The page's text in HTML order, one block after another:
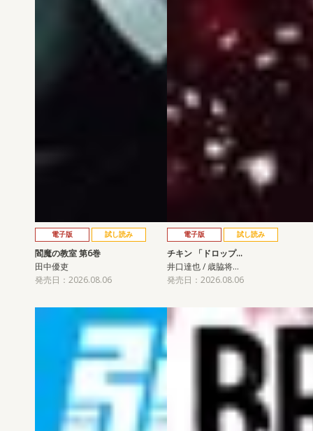
電子版 試し読み
閻魔の教室 第6巻
田中優吏
発売日：2026.08.06
電子版 試し読み
チキン 「ドロップ…
井口達也 / 歳脇将…
発売日：2026.08.06